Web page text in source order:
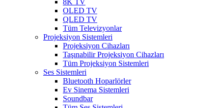
8K TV
OLED TV
QLED TV
Tüm Televizyonlar
Projeksiyon Sistemleri
Projeksiyon Cihazları
Taşınabilir Projeksiyon Cihazları
Tüm Projeksiyon Sistemleri
Ses Sistemleri
Bluetooth Hoparlörler
Ev Sinema Sistemleri
Soundbar